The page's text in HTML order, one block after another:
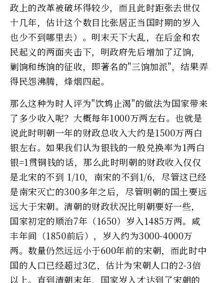
政上的改革被破坏得较少，而且此时距张去世仅
十几年，估计这个数目比张居正当国时期的岁入
也少不到哪里去）。明末天下大乱，在后金和农
民起义的两面夹击下，明政府先后增加了辽饷，
剿饷和练饷的征收，即著名的"三饷加派"，结果弄
得民怨沸腾，烽烟四起。
那么这种为时人评为"饮鸩止渴"的做法为国家带来
了多少收入呢？大概每年1000万两左右。也就是
说此时明朝一年的财政总收入大约是1500万两白
银左右。如果我们认为银钱的一般兑换率为1两白
银=1贯铜钱的话，那么此时明朝的财政收入仅仅
是北宋的不到 1/10，南宋的不到1/6，尽管这已经
是南宋灭亡的300多年之后，尽管明朝的国土要远
远大于宋朝。清朝的财政状况比明朝要好一些，
国家初定的顺治7年（1650）岁入1485万两。咸
丰年间（1850前后），岁入约为3000-4000万
两。数量仍然远远小于600年前的宋朝，而此时中
国的人口已经超过3亿，估计为宋朝人口的2-3倍
以上。直到清朝末年，国家岁入才达到了宋朝的